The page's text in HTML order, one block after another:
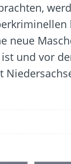
neue
und vor